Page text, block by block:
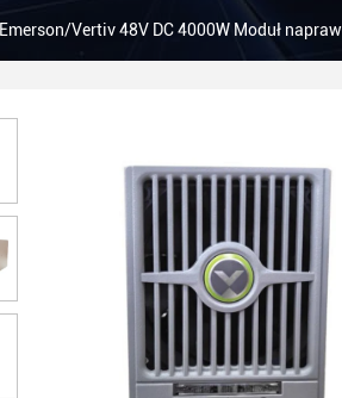
Emerson/Vertiv 48V DC 4000W Moduł